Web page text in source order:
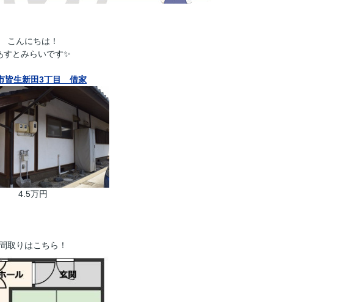
こんにちは！
すとみらいです✨
皆生新田3丁目 借家
4.5万円
取りはこちら！